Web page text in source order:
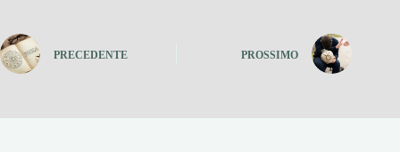
PRECEDENTE PROSSIMO